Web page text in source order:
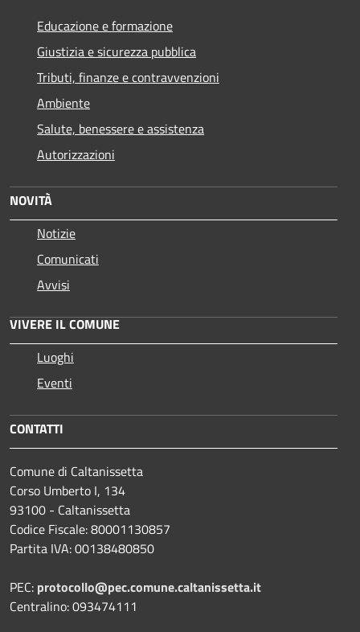
Educazione e formazione
Giustizia e sicurezza pubblica
Tributi, finanze e contravvenzioni
Ambiente
Salute, benessere e assistenza
Autorizzazioni
NOVITÀ
Notizie
Comunicati
Avvisi
VIVERE IL COMUNE
Luoghi
Eventi
CONTATTI
Comune di Caltanissetta
Corso Umberto I, 134
93100 - Caltanissetta
Codice Fiscale: 80001130857
Partita IVA: 00138480850
PEC: protocollo@pec.comune.caltanissetta.it
Centralino: 093474111